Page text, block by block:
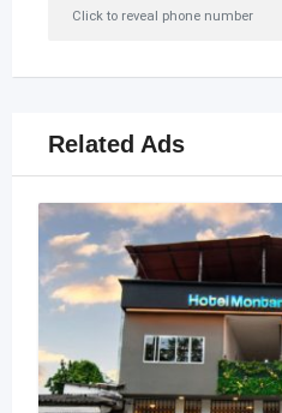
Click to reveal phone number
Related Ads